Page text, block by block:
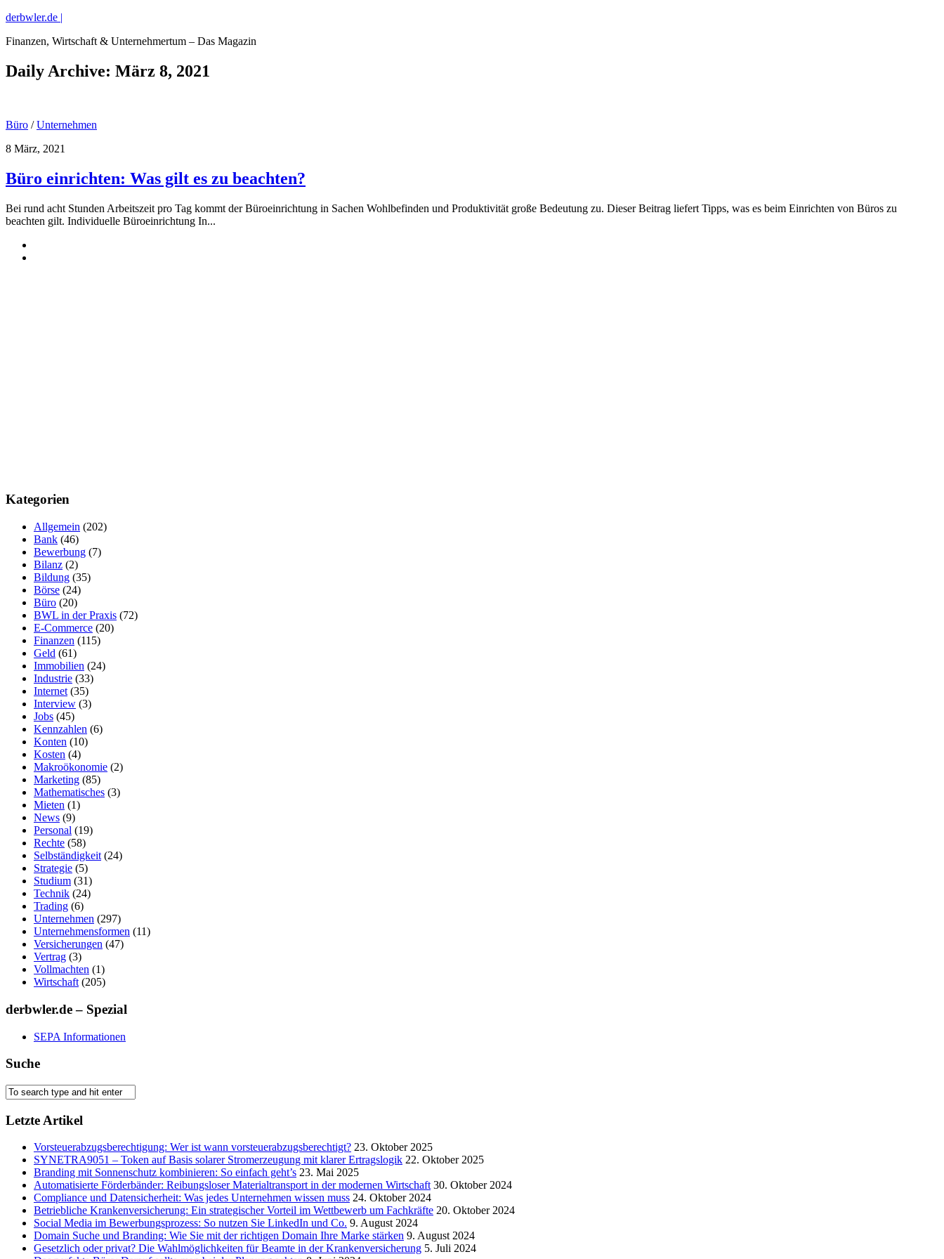
derbwler.de |
Finanzen, Wirtschaft & Unternehmertum – Das Magazin
Daily Archive: März 8, 2021
Büro /Unternehmen
8 März, 2021
Büro einrichten: Was gilt es zu beachten?
Bei rund acht Stunden Arbeitszeit pro Tag kommt der Büroeinrichtung in Sachen Wohlbefinden und Produktivität große Bedeutung zu. Dieser Beitrag liefert Tipps, was es beim Einrichten von Büros zu
beachten gilt. Individuelle Büroeinrichtung In...
Kategorien
Allgemein (202)
Bank (46)
Bewerbung (7)
Bilanz (2)
Bildung (35)
Börse (24)
Büro (20)
BWL in der Praxis (72)
E-Commerce (20)
Finanzen (115)
Geld (61)
Immobilien (24)
Industrie (33)
Internet (35)
Interview (3)
Jobs (45)
Kennzahlen (6)
Konten (10)
Kosten (4)
Makroökonomie (2)
Marketing (85)
Mathematisches (3)
Mieten (1)
News (9)
Personal (19)
Rechte (58)
Selbständigkeit (24)
Strategie (5)
Studium (31)
Technik (24)
Trading (6)
Unternehmen (297)
Unternehmensformen (11)
Versicherungen (47)
Vertrag (3)
Vollmachten (1)
Wirtschaft (205)
derbwler.de – Spezial
SEPA Informationen
Suche
Letzte Artikel
Vorsteuerabzugsberechtigung: Wer ist wann vorsteuerabzugsberechtigt? 23. Oktober 2025
SYNETRA9051 – Token auf Basis solarer Stromerzeugung mit klarer Ertragslogik 22. Oktober 2025
Branding mit Sonnenschutz kombinieren: So einfach geht’s 23. Mai 2025
Automatisierte Förderbänder: Reibungsloser Materialtransport in der modernen Wirtschaft 30. Oktober 2024
Compliance und Datensicherheit: Was jedes Unternehmen wissen muss 24. Oktober 2024
Betriebliche Krankenversicherung: Ein strategischer Vorteil im Wettbewerb um Fachkräfte 20. Oktober 2024
Social Media im Bewerbungsprozess: So nutzen Sie LinkedIn und Co. 9. August 2024
Domain Suche und Branding: Wie Sie mit der richtigen Domain Ihre Marke stärken 9. August 2024
Gesetzlich oder privat? Die Wahlmöglichkeiten für Beamte in der Krankenversicherung 5. Juli 2024